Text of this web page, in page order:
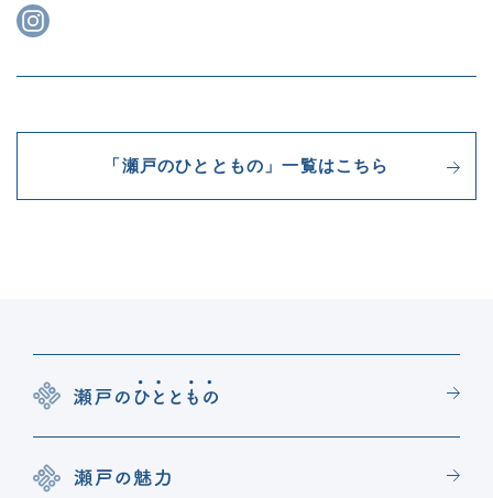
「瀬戸のひとともの」一覧はこちら